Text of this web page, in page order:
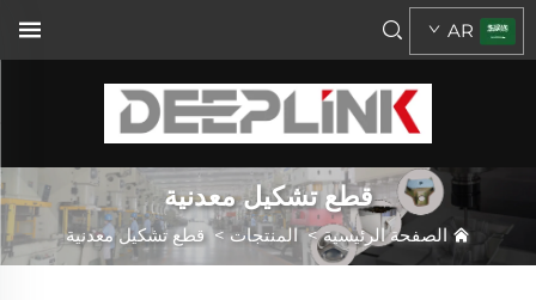
AR
قطع تشكيل معدنية
الصفحة الرئيسية>المنتجات >قطع تشكيل معدنية